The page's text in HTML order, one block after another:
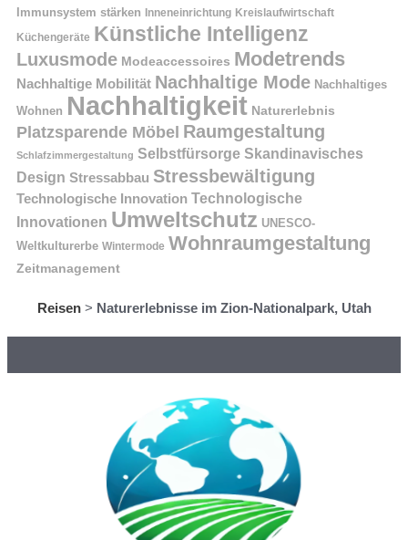
Immunsystem stärken Inneneinrichtung Kreislaufwirtschaft
Küchengeräte Künstliche Intelligenz
Luxusmode Modeaccessoires Modetrends
Nachhaltige Mobilität Nachhaltige Mode Nachhaltiges
Wohnen Nachhaltigkeit Naturerlebnis
Platzsparende Möbel Raumgestaltung
Schlafzimmergestaltung Selbstfürsorge Skandinavisches
Design Stressabbau Stressbewältigung
Technologische Innovation Technologische
Innovationen Umweltschutz UNESCO-
Weltkulturerbe Wintermode Wohnraumgestaltung
Zeitmanagement
Reisen> Naturerlebnisse im Zion-Nationalpark, Utah